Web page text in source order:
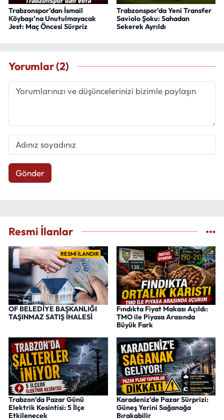
Trabzonspor’dan İsmail
Köybaşı’na Unutulmayacak
Jest: Maç Öncesi Sürpriz
Trabzonspor’da Yeni Transfer
Saviolo Şoku: Sahadan
Sekerek Ayrıldı
Yorumlar (2)
Gönder
Resmi İlanlar
RESMİ İLANDIR
OF BELEDİYE BAŞKANLIĞI
TAŞINMAZ SATIŞ İHALESİ
Fındıkta Fiyat Makası Açıldı:
TMO ile Piyasa Arasında
Büyük Fark
Trabzon’da Pazar Günü
Elektrik Kesintisi: 5 İlçe
Etkilenecek
Karadeniz’de Pazar Sürprizi:
Güneş Yerini Sağanağa
Bırakabilir